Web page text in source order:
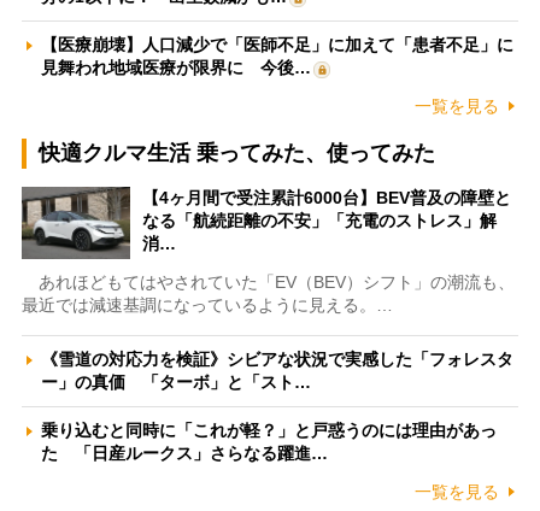
【医療崩壊】人口減少で「医師不足」に加えて「患者不足」に
見舞われ地域医療が限界に 今後…
一覧を見る
快適クルマ生活 乗ってみた、使ってみた
【4ヶ月間で受注累計6000台】BEV普及の障壁と
なる「航続距離の不安」「充電のストレス」解
消…
あれほどもてはやされていた「EV（BEV）シフト」の潮流も、
最近では減速基調になっているように見える。…
《雪道の対応力を検証》シビアな状況で実感した「フォレスタ
ー」の真価 「ターボ」と「スト…
乗り込むと同時に「これが軽？」と戸惑うのには理由があっ
た 「日産ルークス」さらなる躍進…
一覧を見る